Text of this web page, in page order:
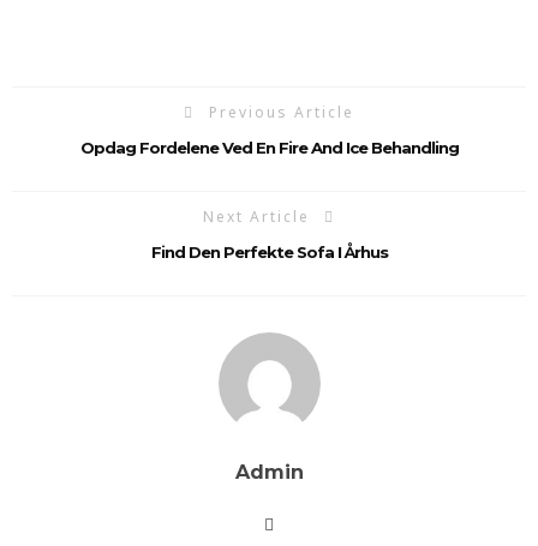
Previous Article
Opdag Fordelene Ved En Fire And Ice Behandling
Next Article
Find Den Perfekte Sofa I Århus
Admin